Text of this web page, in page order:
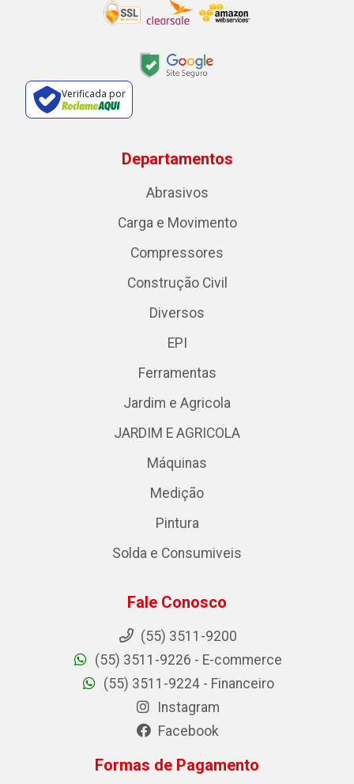
Verificada por
Departamentos
Abrasivos
Carga e Movimento
Compressores
Construção Civil
Diversos
EPI
Ferramentas
Jardim e Agricola
JARDIM E AGRICOLA
Máquinas
Medição
Pintura
Solda e Consumiveis
Fale Conosco
(55) 3511-9200
(55) 3511-9226 - E-commerce
(55) 3511-9224 - Financeiro
Instagram
Facebook
Formas de Pagamento